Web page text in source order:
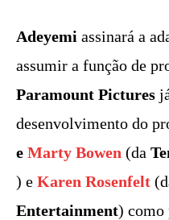
Adeyemi assinará a
assumir a função de
Paramount Pictures
desenvolvimento do
e Marty Bowen (da
) e Karen Rosenfelt
Entertainment) como